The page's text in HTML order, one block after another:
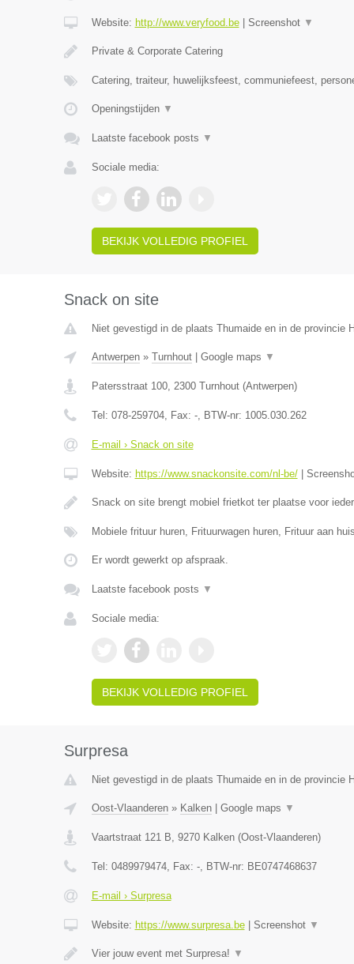
Website: http://www.veryfood.be| Screenshot ▼
Private & Corporate Catering
Catering, traiteur, huwelijksfeest, communiefeest,
Openingstijden ▼
Laatste facebook posts ▼
Sociale media:
BEKIJK VOLLEDIG PROFIEL
Snack on site
Niet gevestigd in de plaats Thumaide en in de provincie
Antwerpen» Turnhout| Google maps ▼
Patersstraat 100, 2300 Turnhout(Antwerpen)
Tel: 078-259704, Fax: -, BTW-nr: 1005.030.262
E-mail › Snack on site
Website: https://www.snackonsite.com/nl-be/|
Snack on site brengt mobiel frietkot ter plaatse voor
Mobiele frituur huren, Frituurwagen huren, Frituur aan
Er wordt gewerkt op afspraak.
Laatste facebook posts ▼
Sociale media:
BEKIJK VOLLEDIG PROFIEL
Surpresa
Niet gevestigd in de plaats Thumaide en in de provincie
Oost-Vlaanderen» Kalken| Google maps ▼
Vaartstraat 121 B, 9270 Kalken(Oost-Vlaanderen)
Tel: 0489979474, Fax: -, BTW-nr: BE0747468637
E-mail › Surpresa
Website: https://www.surpresa.be| Screenshot ▼
Vier jouw event met Surpresa! ▼